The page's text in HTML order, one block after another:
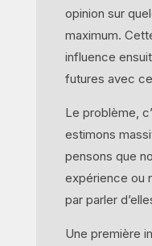
opinion sur
maximum.
influence
futures avec
Le problème,
estimons
pensons que
expérience ou
par parler
Une première